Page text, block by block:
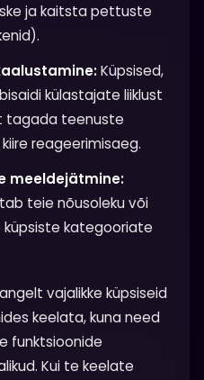
ja kaitsta pettuste
Küpsised,
külastajate liiklust
tagada teenuste
reageerimisaeg.
meeldejätmine:
teie nõusoleku või
kategooriate
vajalikke küpsiseid
keelata, kuna need
funktsioonide
Kui te keelate